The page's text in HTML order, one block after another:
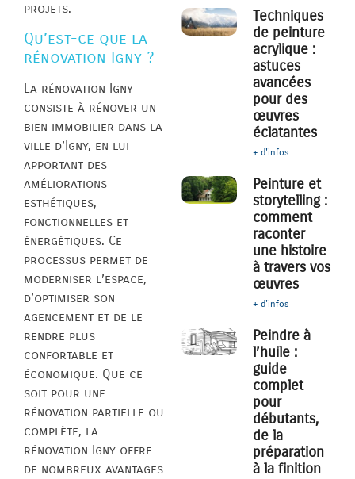
projets.
Qu’est-ce que la
rénovation Igny ?
La rénovation Igny
consiste à rénover un
bien immobilier dans la
ville d’Igny, en lui
apportant des
améliorations
esthétiques,
fonctionnelles et
énergétiques. Ce
processus permet de
moderniser l’espace,
d’optimiser son
agencement et de le
rendre plus
confortable et
économique. Que ce
soit pour une
rénovation partielle ou
complète, la
rénovation Igny offre
de nombreux avantages
Techniques
de peinture
acrylique :
astuces
avancées
pour des
œuvres
éclatantes
+ d'infos
Peinture et
storytelling :
comment
raconter
une histoire
à travers vos
œuvres
+ d'infos
Peindre à
l’huile :
guide
complet
pour
débutants,
de la
préparation
à la finition